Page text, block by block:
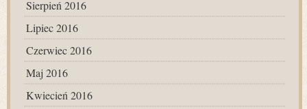
Sierpień 2016
Lipiec 2016
Czerwiec 2016
Maj 2016
Kwiecień 2016